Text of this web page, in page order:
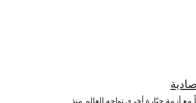
كانت مختلف الشعوب تواجه أزمة "كوفيد 19"، تزامناً مع أزمة جبّارة أخرى تواجه العالم منذ